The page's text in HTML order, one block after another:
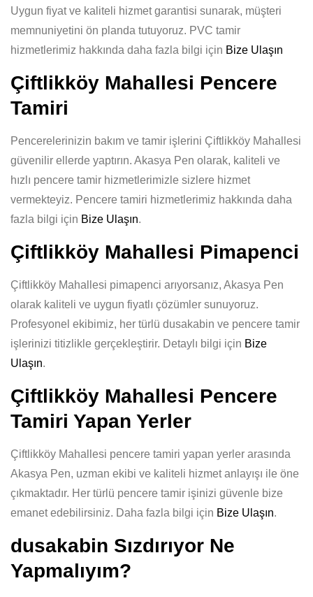
Uygun fiyat ve kaliteli hizmet garantisi sunarak, müşteri
memnuniyetini ön planda tutuyoruz. PVC tamir
hizmetlerimiz hakkında daha fazla bilgi için Bize Ulaşın
Çiftlikköy Mahallesi Pencere
Tamiri
Pencerelerinizin bakım ve tamir işlerini Çiftlikköy Mahallesi
güvenilir ellerde yaptırın. Akasya Pen olarak, kaliteli ve
hızlı pencere tamir hizmetlerimizle sizlere hizmet
vermekteyiz. Pencere tamiri hizmetlerimiz hakkında daha
fazla bilgi için Bize Ulaşın.
Çiftlikköy Mahallesi Pimapenci
Çiftlikköy Mahallesi pimapenci arıyorsanız, Akasya Pen
olarak kaliteli ve uygun fiyatlı çözümler sunuyoruz.
Profesyonel ekibimiz, her türlü dusakabin ve pencere tamir
işlerinizi titizlikle gerçekleştirir. Detaylı bilgi için Bize
Ulaşın.
Çiftlikköy Mahallesi Pencere
Tamiri Yapan Yerler
Çiftlikköy Mahallesi pencere tamiri yapan yerler arasında
Akasya Pen, uzman ekibi ve kaliteli hizmet anlayışı ile öne
çıkmaktadır. Her türlü pencere tamir işinizi güvenle bize
emanet edebilirsiniz. Daha fazla bilgi için Bize Ulaşın.
dusakabin Sızdırıyor Ne
Yapmalıyım?